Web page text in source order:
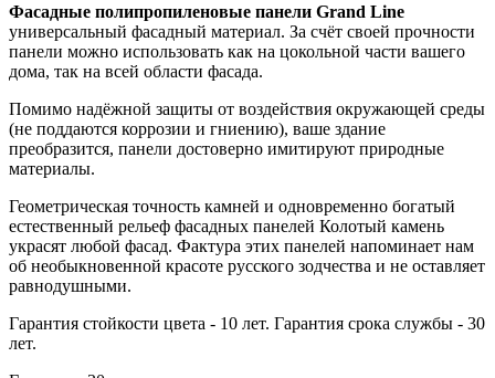
Фасадные полипропиленовые панели Grand Line
универсальный фасадный материал. За счёт своей прочности
панели можно использовать как на цокольной части вашего
дома, так на всей области фасада.
Помимо надёжной защиты от воздействия окружающей среды
(не поддаются коррозии и гниению), ваше здание
преобразится, панели достоверно имитируют природные
материалы.
Геометрическая точность камней и одновременно богатый
естественный рельеф фасадных панелей Колотый камень
украсят любой фасад. Фактура этих панелей напоминает нам
об необыкновенной красоте русского зодчества и не оставляет
равнодушными.
Гарантия стойкости цвета - 10 лет. Гарантия срока службы - 30
лет.